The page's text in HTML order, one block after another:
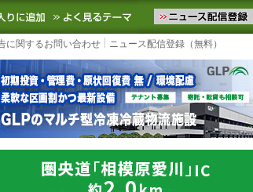
物流ニュースをお届けします。物流ニュ
お気に入りに追加 よく見るテーマ
に関するお問い合わせ ニュース配信登録（無料）